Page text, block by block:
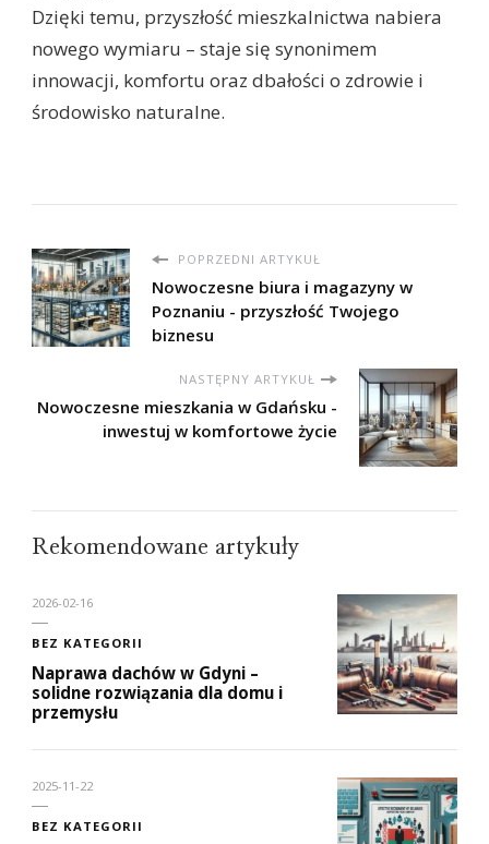
Dzięki temu, przyszłość mieszkalnictwa nabiera
nowego wymiaru – staje się synonimem
innowacji, komfortu oraz dbałości o zdrowie i
środowisko naturalne.
POPRZEDNI ARTYKUŁ
Nowoczesne biura i magazyny w
Poznaniu - przyszłość Twojego
biznesu
NASTĘPNY ARTYKUŁ
Nowoczesne mieszkania w Gdańsku -
inwestuj w komfortowe życie
Rekomendowane artykuły
2026-02-16
BEZ KATEGORII
Naprawa dachów w Gdyni –
solidne rozwiązania dla domu i
przemysłu
2025-11-22
BEZ KATEGORII